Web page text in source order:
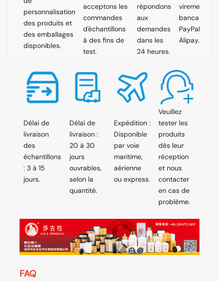
personnalisation
des produits et
des emballages
disponibles.
acceptons les
commandes
d'échantillons
à des fins de
test.
répondons
aux
demandes
dans les
24 heures.
virement
bancaire,
PayPal,
Alipay.
Délai de
livraison
des
échantillons
: 3 à 15
jours.
Délai de
livraison :
20 à 30
jours
ouvrables,
selon la
quantité.
Expédition :
Disponible
par voie
maritime,
aérienne
ou express.
Veuillez
tester les
produits
dès leur
réception
et nous
contacter
en cas de
problème.
FAQ